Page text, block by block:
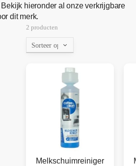
hieronder al onze verkrijgbare
dit merk.
2 producten
Melkschuimreiniger